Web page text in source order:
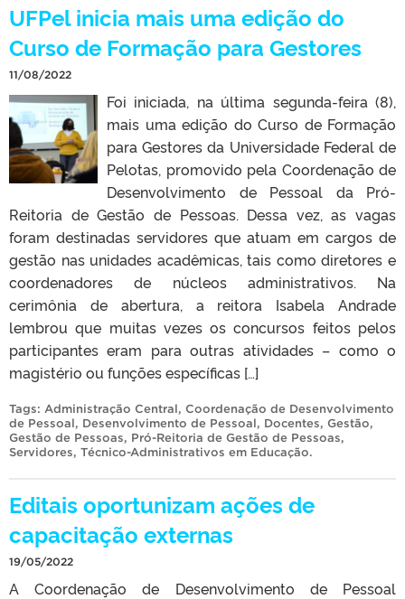
UFPel inicia mais uma edição do
Curso de Formação para Gestores
11/08/2022
Foi iniciada, na última segunda-feira (8),
mais uma edição do Curso de Formação
para Gestores da Universidade Federal de
Pelotas, promovido pela Coordenação de
Desenvolvimento de Pessoal da Pró-
Reitoria de Gestão de Pessoas. Dessa vez, as vagas
foram destinadas servidores que atuam em cargos de
gestão nas unidades acadêmicas, tais como diretores e
coordenadores de núcleos administrativos. Na
cerimônia de abertura, a reitora Isabela Andrade
lembrou que muitas vezes os concursos feitos pelos
participantes eram para outras atividades – como o
magistério ou funções específicas […]
Tags: Administração Central, Coordenação de Desenvolvimento
de Pessoal, Desenvolvimento de Pessoal, Docentes, Gestão,
Gestão de Pessoas, Pró-Reitoria de Gestão de Pessoas,
Servidores, Técnico-Administrativos em Educação.
Editais oportunizam ações de
capacitação externas
19/05/2022
A Coordenação de Desenvolvimento de Pessoal